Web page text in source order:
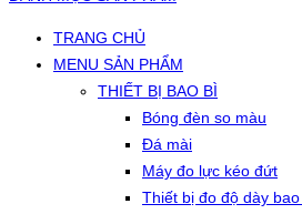
TRANG CHỦ
MENU SẢN PHẨM
THIẾT BỊ BAO BÌ
Bóng đèn so màu
Đá mài
Máy đo lực kéo đứt
Thiết bị đo độ dày